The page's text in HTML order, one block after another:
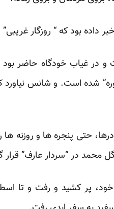
داده بود که “ روزگار
در غیاب خودگاه حاضر بود
شده است. و شانس نیاورد
درها، حتی پنجره ها و روزنه
در “سردار عارف” قرار
پر کشید و رفت و تا